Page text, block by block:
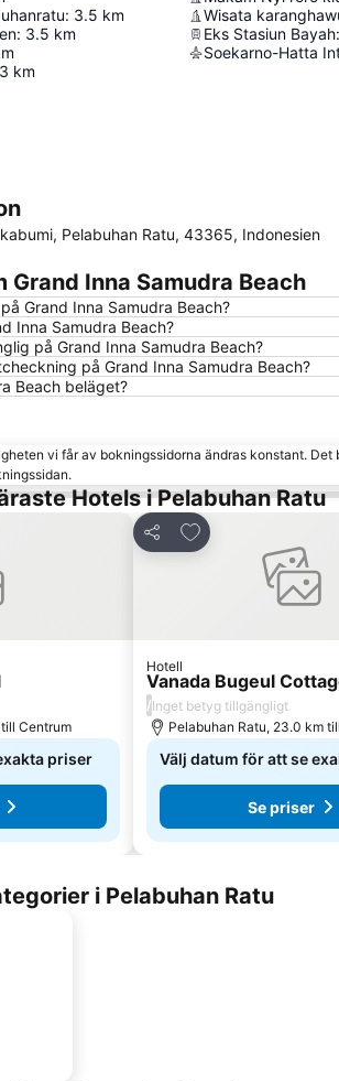
: 3.5 km
: 3.5 km
km
Wisata
Eks Stasiun Bayah:
Soekarno-Hatta
Pelabuhan Ratu, 43365, Indonesien
Grand Inna Samudra Beach
Grand Inna Samudra Beach?
Inna Samudra Beach?
på Grand Inna Samudra Beach?
på Grand Inna Samudra Beach?
Beach beläget?
vi får av bokningssidorna ändras konstant.
Hotels i Pelabuhan Ratu
Centrum
priser
Dela
Lägg till i Mina
Hotell
Vanada Bugeul
/Inget betyg tillgängligt
Pelabuhan Ratu, 23.0 km
Välj datum för att se
Se priser
i Pelabuhan Ratu